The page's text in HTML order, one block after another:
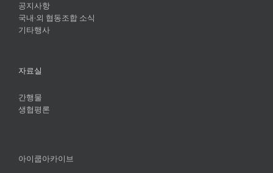
공지사항
국내·외 협동조합 소식
기타행사
자료실
간행물
생협평론
아이쿱아카이브